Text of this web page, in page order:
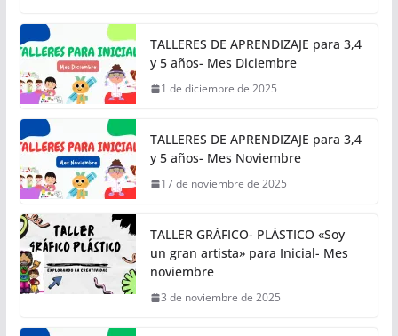
TALLERES DE APRENDIZAJE para 3,4
y 5 años- Mes Diciembre
1 de diciembre de 2025
TALLERES DE APRENDIZAJE para 3,4
y 5 años- Mes Noviembre
17 de noviembre de 2025
TALLER GRÁFICO- PLÁSTICO «Soy
un gran artista» para Inicial- Mes
noviembre
3 de noviembre de 2025